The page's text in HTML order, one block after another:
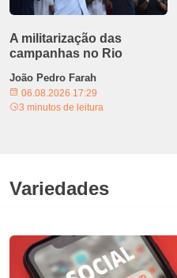
A militarização das
campanhas no Rio
João Pedro Farah
06.08.2026 17:29
3 minutos de leitura
Variedades